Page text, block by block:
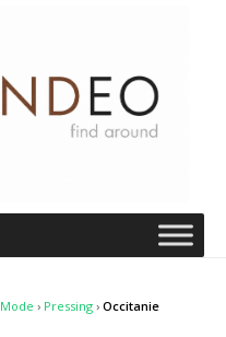
Mode › Pressing› Occitanie